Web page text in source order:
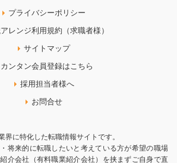
プライバシーポリシー
レンジ利用規約（求職者様）
サイトマップ
カンタン会員登録はこちら
採用担当者様へ
お問合せ
界に特化した転職情報サイトです。
将来的に転職したいと考えている方が希望の職場
介会社（有料職業紹介会社）を挟まずご自身で直